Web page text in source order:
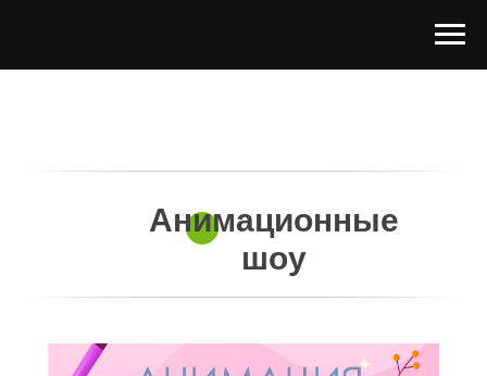
Анимационные
шоу